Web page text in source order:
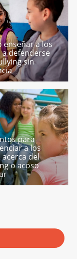
enseñar a los
a defenderse
sin
para
a los
del
o acoso